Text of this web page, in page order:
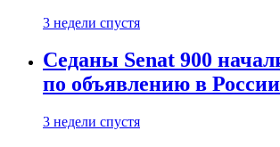
3 недели спустя
Седаны Senat 900
по объявлению в России
3 недели спустя